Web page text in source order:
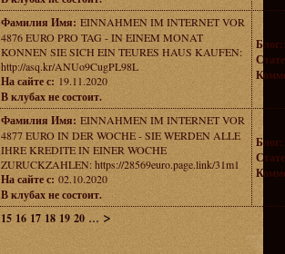
Фамилия Имя: EINNAHMEN IM INTERNET VOR
4876 EURO PRO TAG - IN EINEM MONAT
KONNEN SIE SICH EIN TEURES HAUS KAUFEN:
http://asq.kr/ANUo9CugPL98L
На сайте с: 19.11.2020
В клубах не состоит.
Блог::
Фамилия Имя: EINNAHMEN IM INTERNET VOR
4877 EURO IN DER WOCHE - SIE WERDEN ALLE
IHRE KREDITE IN EINER WOCHE
ZURUCKZAHLEN: https://28569euro.page.link/31m1
На сайте с: 02.10.2020
В клубах не состоит.
Блог::
15 16 17 18 19 20 ... >